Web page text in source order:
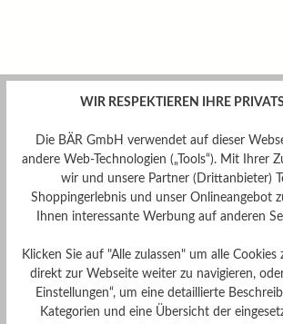
WIR RESPEKTIEREN IHRE
Die BÄR GmbH verwendet auf dieser
andere Web-Technologien („Tools“). Mit Ihrer
wir und unsere Partner (Drittanbieter)
Shoppingerlebnis und unser Onlineangebot
Ihnen interessante Werbung auf anderen
Klicken Sie auf "Alle zulassen" um alle Cookies
direkt zur Webseite weiter zu navigieren,
Einstellungen“, um eine detaillierte
Kategorien und eine Übersicht der